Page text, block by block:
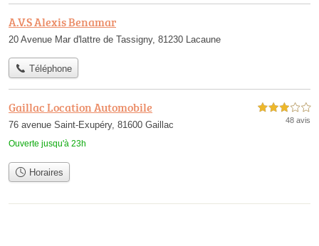
A.V.S Alexis Benamar
20 Avenue Mar d'lattre de Tassigny, 81230 Lacaune
Téléphone
Gaillac Location Automobile
76 avenue Saint-Exupéry, 81600 Gaillac
Ouverte jusqu'à 23h
3,0 étoiles sur 5
48 avis
Horaires